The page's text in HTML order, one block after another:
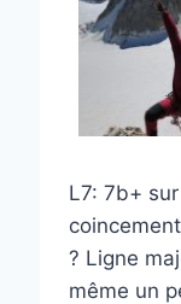
L7: 7b+
? Ligne
même un